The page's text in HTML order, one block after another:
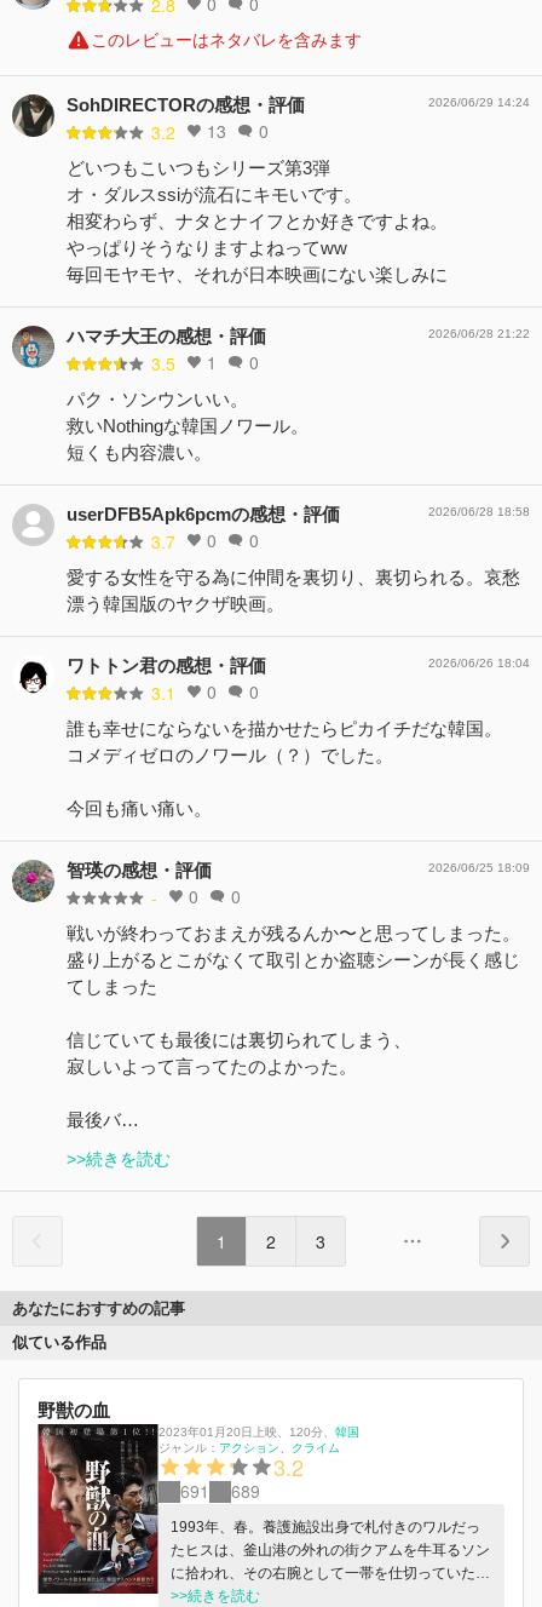
このレビューはネタバレを含みます
SohDIRECTORの感想・評価
3.2 13 0
2026/06/29 14:24
どいつもこいつもシリーズ第3弾
オ・ダルスssiが流石にキモいです。
相変わらず、ナタとナイフとか好きですよね。
やっぱりそうなりますよねってww
毎回モヤモヤ、それが日本映画にない楽しみに
ハマチ大王の感想・評価
3.5 1 0
2026/06/28 21:22
パク・ソンウンいい。
救いNothingな韓国ノワール。
短くも内容濃い。
userDFB5Apk6pcmの感想・評価
3.7 0 0
2026/06/28 18:58
愛する女性を守る為に仲間を裏切り、裏切られる。哀愁
漂う韓国版のヤクザ映画。
ワトトン君の感想・評価
3.1 0 0
2026/06/26 18:04
誰も幸せにならないを描かせたらピカイチだな韓国。
コメディゼロのノワール（？）でした。
今回も痛い痛い。
智瑛の感想・評価
- 0 0
2026/06/25 18:09
戦いが終わっておまえが残るんか〜と思ってしまった。
盛り上がるとこがなくて取引とか盗聴シーンが長く感じ
てしまった
信じていても最後には裏切られてしまう、
寂しいよって言ってたのよかった。
最後バ…
>>続きを読む
1 2 3
あなたにおすすめの記事
似ている作品
野獣の血
2023年01月20日上映、 120分、 韓国
ジャンル： アクション クライム
3.2
691 689
1993年、春。養護施設出身で札付きのワルだっ
たヒスは、釜山港の外れの街クアムを牛耳るソン
に拾われ、その右腕として一帯を仕切っていた。
小さな海水浴場に観光ホテル、屋台に風俗店。こ
>>続きを読む